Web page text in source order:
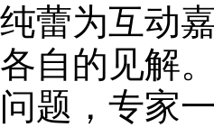
纯蕾为互动
各自的见解
问题，专家